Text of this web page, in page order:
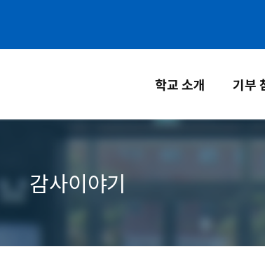
학교 소개 기부
감사이야기